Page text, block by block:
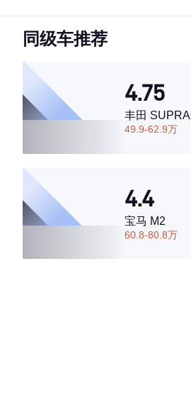
·空间表现较为优秀，优于89%同级车
同级车推荐
4.75
丰田 SUPRA
49.9-62.9万
4.4
宝马 M2
60.8-80.8万